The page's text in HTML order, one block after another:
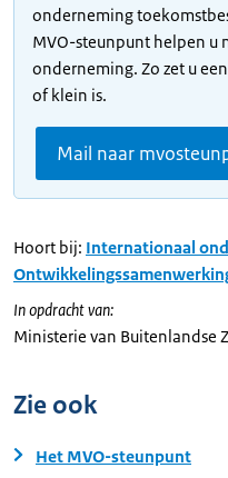
onderneming
MVO-steunpunt helpen u
onderneming. Zo zet u
of klein is.
Mail naar
Hoort bij: Internationaal
In opdracht van:
Ministerie van Buitenlandse
Zie ook
Het MVO-steunpunt